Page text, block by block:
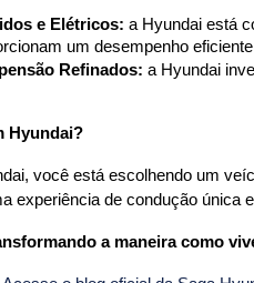
e Elétricos: a Hyundai está
um desempenho
Refinados: a Hyundai
Hyundai?
você está escolhendo um
experiência de condução única
a maneira como